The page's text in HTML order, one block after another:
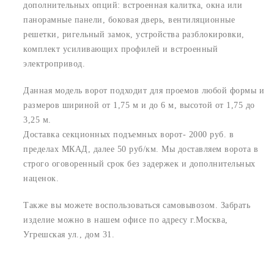
дополнительных опций: встроенная калитка, окна или
панорамные панели, боковая дверь, вентиляционные
решетки, ригельный замок, устройства разблокировки,
комплект усиливающих профилей и встроенный
электропривод.
Данная модель ворот подходит для проемов любой формы и
размеров шириной от 1,75 м и до 6 м, высотой от 1,75 до
3,25 м.
Доставка секционных подъемных ворот- 2000 руб. в
пределах МКАД, далее 50 руб/км. Мы доставляем ворота в
строго оговоренный срок без задержек и дополнительных
наценок.
Также вы можете воспользоваться самовывозом. Забрать
изделие можно в нашем офисе по адресу г.Москва,
Угрешская ул., дом 31.